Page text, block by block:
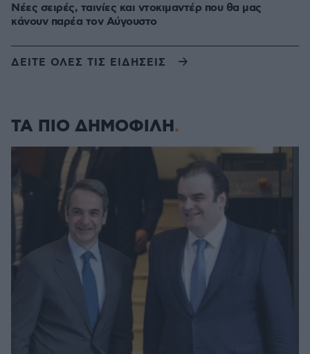
Νέες σειρές, ταινίες και ντοκιμαντέρ που θα μας
κάνουν παρέα τον Αύγουστο
ΔΕΙΤΕ ΟΛΕΣ ΤΙΣ ΕΙΔΗΣΕΙΣ
ΤΑ ΠΙΟ ΔΗΜΟΦΙΛΗ